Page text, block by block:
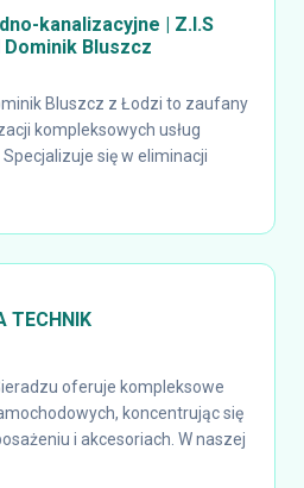
kanalizacyjne | Z.I.S
Dominik Bluszcz
Bluszcz z Łodzi to zaufany
kompleksowych usług
się w eliminacji
TECHNIK
oferuje kompleksowe
koncentrując się
i akcesoriach. W naszej